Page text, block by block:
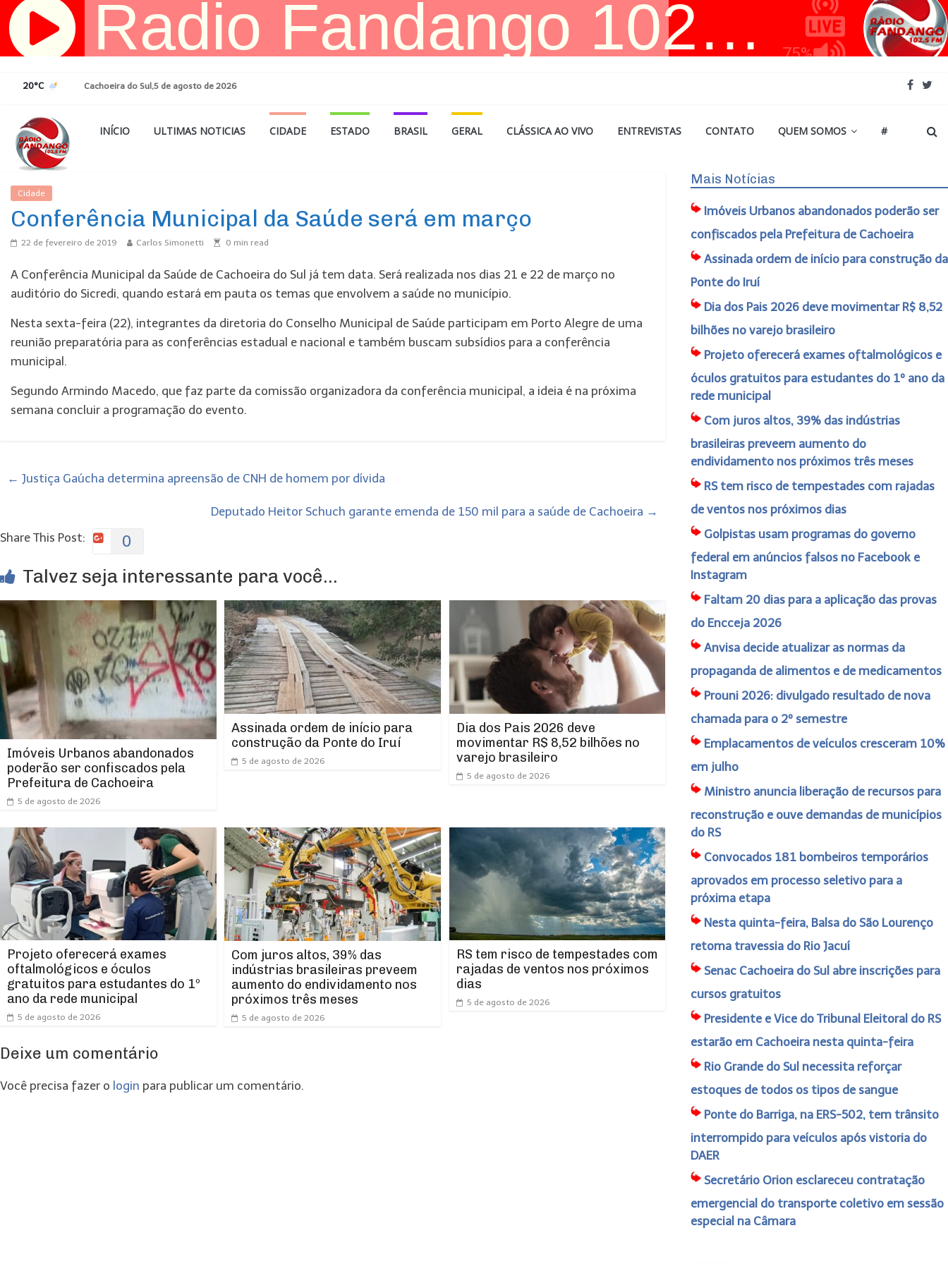
Pular
para
20°C Cachoeira do Sul,5 de agosto de 2026
INÍCIO ULTIMAS NOTICIAS CIDADE ESTADO BRASIL GERAL CLÁSSICA AO VIVO ENTREVISTAS CONTATO QUEM SOMOS #
Cidade
Conferência Municipal da Saúde será em março
22 de fevereiro de 2019 Carlos Simonetti 0 min read
A Conferência Municipal da Saúde de Cachoeira do Sul já tem data. Será realizada nos dias 21 e 22 de março no
auditório do Sicredi, quando estará em pauta os temas que envolvem a saúde no município.
Nesta sexta-feira (22), integrantes da diretoria do Conselho Municipal de Saúde participam em Porto Alegre de uma
reunião preparatória para as conferências estadual e nacional e também buscam subsídios para a conferência
municipal.
Segundo Armindo Macedo, que faz parte da comissão organizadora da conferência municipal, a ideia é na próxima
semana concluir a programação do evento.
← Justiça Gaúcha determina apreensão de CNH de homem por dívida
Deputado Heitor Schuch garante emenda de 150 mil para a saúde de Cachoeira →
Share This Post:
0
Talvez seja interessante para você...
Imóveis Urbanos abandonados
poderão ser confiscados pela
Prefeitura de Cachoeira
5 de agosto de 2026
Assinada ordem de início para
construção da Ponte do Iruí
5 de agosto de 2026
Dia dos Pais 2026 deve
movimentar R$ 8,52 bilhões no
varejo brasileiro
5 de agosto de 2026
Projeto oferecerá exames
oftalmológicos e óculos
gratuitos para estudantes do 1º
ano da rede municipal
5 de agosto de 2026
Com juros altos, 39% das
indústrias brasileiras preveem
aumento do endividamento nos
próximos três meses
5 de agosto de 2026
RS tem risco de tempestades com
rajadas de ventos nos próximos
dias
5 de agosto de 2026
Deixe um comentário
Você precisa fazer o login para publicar um comentário.
Mais Notícias
Imóveis Urbanos abandonados poderão ser
confiscados pela Prefeitura de Cachoeira
Assinada ordem de início para construção da
Ponte do Iruí
Dia dos Pais 2026 deve movimentar R$ 8,52
bilhões no varejo brasileiro
Projeto oferecerá exames oftalmológicos e
óculos gratuitos para estudantes do 1º ano da
rede municipal
Com juros altos, 39% das indústrias
brasileiras preveem aumento do
endividamento nos próximos três meses
RS tem risco de tempestades com rajadas
de ventos nos próximos dias
Golpistas usam programas do governo
federal em anúncios falsos no Facebook e
Instagram
Faltam 20 dias para a aplicação das provas
do Encceja 2026
Anvisa decide atualizar as normas da
propaganda de alimentos e de medicamentos
Prouni 2026: divulgado resultado de nova
chamada para o 2º semestre
Emplacamentos de veículos cresceram 10%
em julho
Ministro anuncia liberação de recursos para
reconstrução e ouve demandas de municípios
do RS
Convocados 181 bombeiros temporários
aprovados em processo seletivo para a
próxima etapa
Nesta quinta-feira, Balsa do São Lourenço
retoma travessia do Rio Jacuí
Senac Cachoeira do Sul abre inscrições para
cursos gratuitos
Presidente e Vice do Tribunal Eleitoral do RS
estarão em Cachoeira nesta quinta-feira
Rio Grande do Sul necessita reforçar
estoques de todos os tipos de sangue
Ponte do Barriga, na ERS-502, tem trânsito
interrompido para veículos após vistoria do
DAER
Secretário Orion esclareceu contratação
emergencial do transporte coletivo em sessão
especial na Câmara